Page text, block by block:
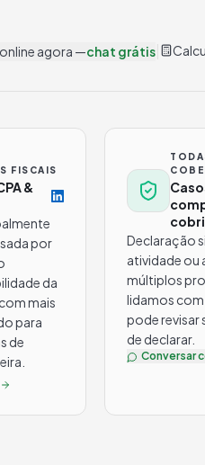
agora —chat grátis
FISCAIS
&
por
da
mais
para
de
Declaração
atividade ou
múltiplos
lidamos com
pode revisar
de declarar.
Conversar